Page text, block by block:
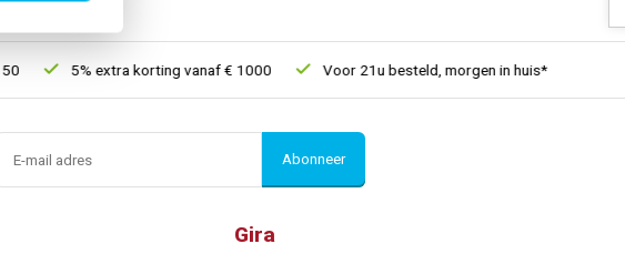
5% extra korting vanaf € 1000 Voor 21u besteld, morgen in huis*
Abonneer
Gira